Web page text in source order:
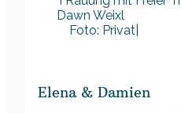
Foto: Privat|
Elena & Damien